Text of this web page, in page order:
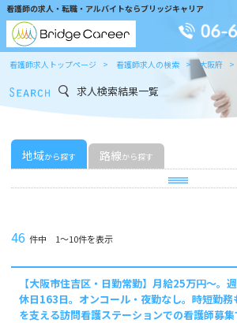
看護師の求人・転職・アルバイトならブリッジキャリア
看護師求人トップページ 看護師求人の検索 大阪府
求人検索結果一覧
地域から探す 路線から探す
46 件中 1〜10件を表示
【大阪市住吉区・日勤常勤】月給25万円～。
休日163日。オンコール・夜勤なし。時短勤
を支える訪問看護ステーションでの看護師募集